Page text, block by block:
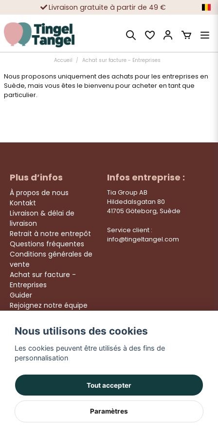
Livraison gratuite à partir de 49 €
Achats sécurisés avec Klarna ou carte
Des dizaines de milliers de clients satisfaits
Accueil Achat sur facture - Entreprises
Nous proposons uniquement des achats pour les entreprises en
Suède, mais vous êtes le bienvenu pour acheter en tant que
particulier.
Plus d’infos
À propos de nous
Kontakt
Livraison & délai de
livraison
Retrait à notre entrepôt
Questions fréquentes
Conditions générales de
vente
Achat sur facture -
Entreprises
Guider
Rejoignez notre équipe
Infos entreprise :
Tia Group AB
Hildedalsgatan 80
41705 Göteborg, Suède
Service client :
info@tingeltangel.com
Följ oss:
Facebook
Livraison rapide
Achats sécurisés
Nous utilisons des cookies
Les cookies peuvent être utilisés à des fins de
personnalisation
Tout accepter
Paramètres